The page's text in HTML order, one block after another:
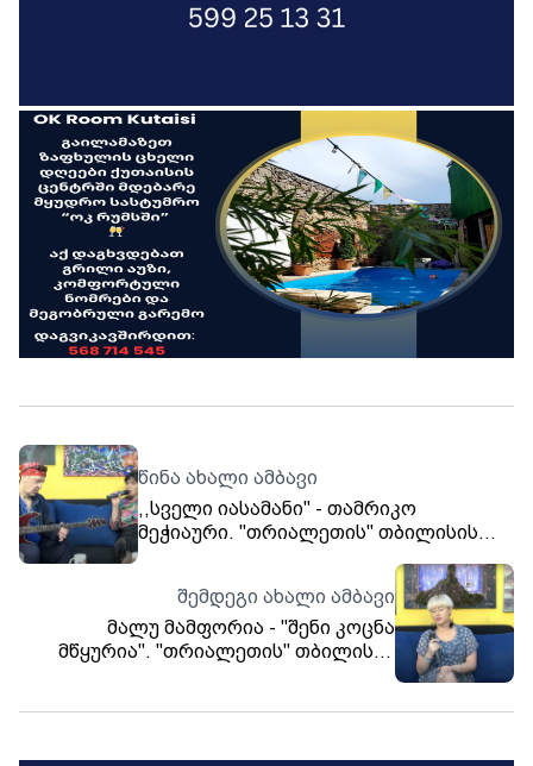
წინა ახალი ამბავი
,,სველი იასამანი" - თამრიკო
მეჭიაური. "თრიალეთის" თბილისის
შემდეგი ახალი ამბავი
მალუ მამფორია - "შენი კოცნა
მწყურია". "თრიალეთის" თბილისის